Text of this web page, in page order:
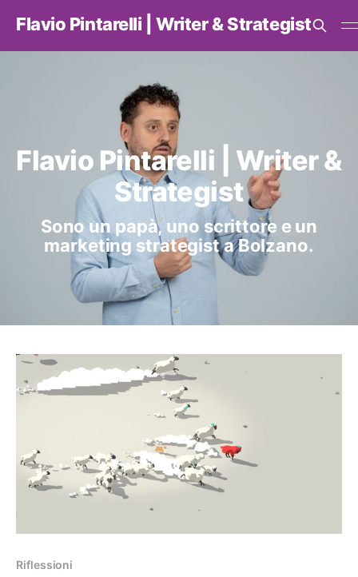
Flavio Pintarelli | Writer & Strategist
Flavio Pintarelli | Writer &
Strategist
Sono un papà, uno scrittore e un
marketing strategist a Bolzano.
Riflessioni